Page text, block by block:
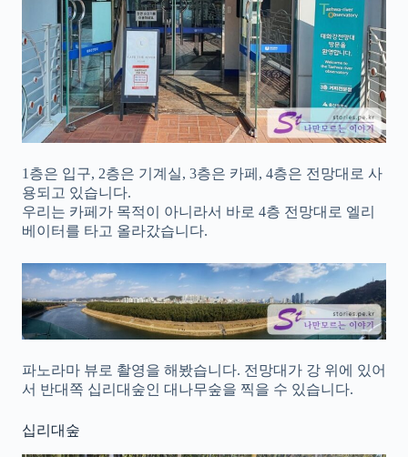
1층은 입구, 2층은 기계실, 3층은 카페, 4층은 전망대로 사
용되고 있습니다.
우리는 카페가 목적이 아니라서 바로 4층 전망대로 엘리
베이터를 타고 올라갔습니다.
파노라마 뷰로 촬영을 해봤습니다. 전망대가 강 위에 있어
서 반대쪽 십리대숲인 대나무숲을 찍을 수 있습니다.
십리대숲